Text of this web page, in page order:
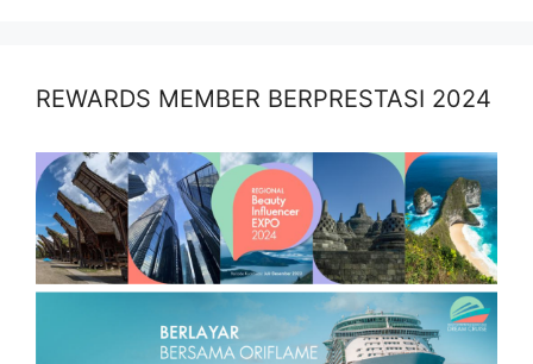
REWARDS MEMBER BERPRESTASI 2024